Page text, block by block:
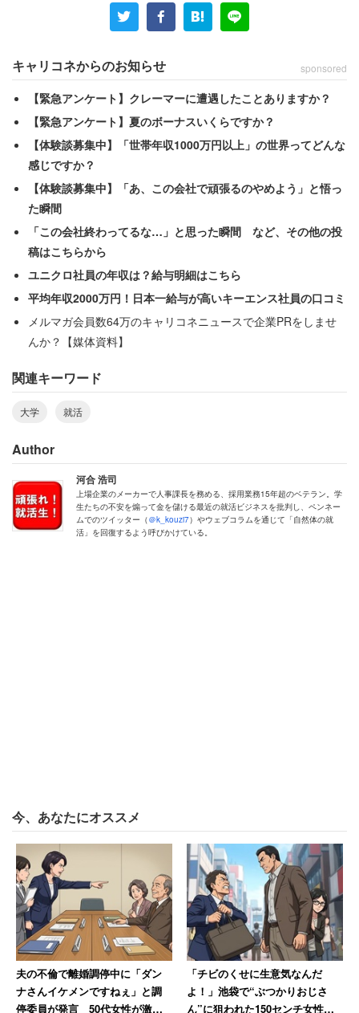
キャリコネからのお知らせ sponsored
【緊急アンケート】クレーマーに遭遇したことありますか？
【緊急アンケート】夏のボーナスいくらですか？
【体験談募集中】「世帯年収1000万円以上」の世界ってどんな
感じですか？
【体験談募集中】「あ、この会社で頑張るのやめよう」と悟っ
た瞬間
「この会社終わってるな…」と思った瞬間 など、その他の投
稿はこちらから
ユニクロ社員の年収は？給与明細はこちら
平均年収2000万円！日本一給与が高いキーエンス社員の口コミ
メルマガ会員数64万のキャリコネニュースで企業PRをしませ
んか？【媒体資料】
関連キーワード
大学 就活
Author
河合 浩司
上場企業のメーカーで人事課長を務める、採用業務15年超のベテラン。学
生たちの不安を煽って金を儲ける最近の就活ビジネスを批判し、ペンネー
ムでのツイッター（＠k_kouzi7）やウェブコラムを通じて「自然体の就
活」を回復するよう呼びかけている。
今、あなたにオススメ
夫の不倫で離婚調停中に「ダン
ナさんイケメンですねぇ」と調
停委員が発言 50代女性が激怒
「チビのくせに生意気なんだ
よ！」池袋で“ぶつかりおじさ
ん”に狙われた150センチ女性大